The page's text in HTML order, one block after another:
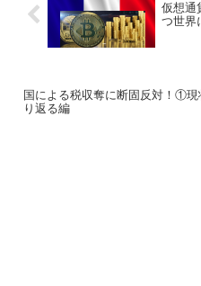
仮想通
つ世界
国による税収奪に断固反対！①現
り返る編